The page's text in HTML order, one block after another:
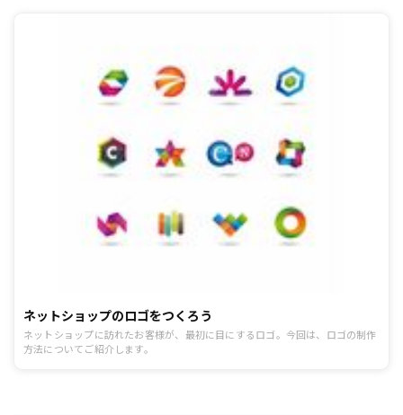
ネットショップのロゴをつくろう
ネットショップに訪れたお客様が、最初に目にするロゴ。今回は、ロゴの制作
方法についてご紹介します。